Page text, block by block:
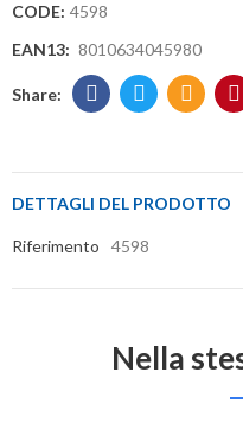
CODE: 4598
EAN13: 8010634045980
DETTAGLI DEL PRODOTTO
Riferimento 4598
Nella